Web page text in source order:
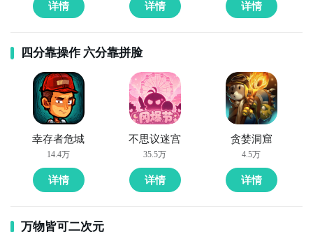
详情 详情 详情
四分靠操作 六分靠拼脸
幸存者危城
14.4万
详情
不思议迷宫
35.5万
详情
贪婪洞窟
4.5万
详情
万物皆可二次元